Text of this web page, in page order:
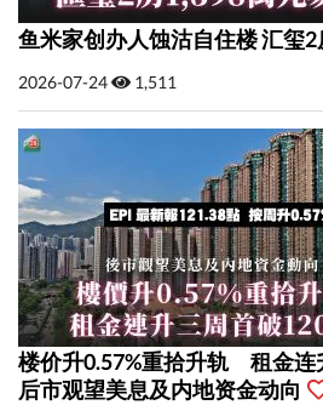
鱼米家创办人蚀沽自住楼 汇玺
2026-07-24 1,511
楼价升0.57%重拾升轨 租金连
后市观望美息及内地资金动向